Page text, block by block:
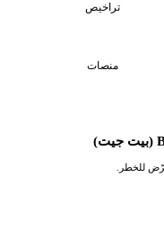
تراخيص
منصات
للخطر.